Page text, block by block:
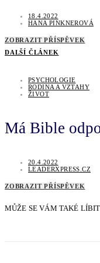
18.4.2022
HANA PINKNEROVÁ
ZOBRAZIT PŘÍSPĚVEK
DALŠÍ ČLÁNEK
PSYCHOLOGIE
RODINA A VZTAHY
ŽIVOT
Má Bible
20.4.2022
LEADERXPRESS.CZ
ZOBRAZIT PŘÍSPĚVEK
MŮŽE SE VÁM TAKÉ LÍBIT